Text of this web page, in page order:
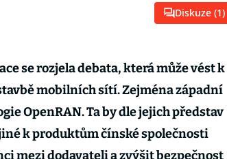
Diskuze (1)
se rozjela debata, která může vést k
mobilních sítí. Zejména západní
OpenRAN. Ta by dle jejich představ
k produktům čínské společnosti
mezi dodavateli a zvýšit bezpečnost